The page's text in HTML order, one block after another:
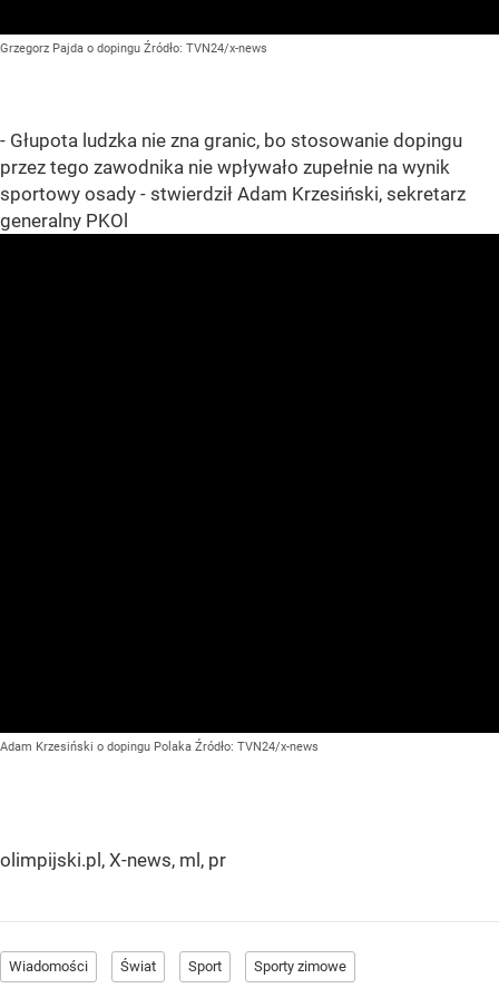
Grzegorz Pajda o dopingu Źródło: TVN24/x-news
- Głupota ludzka nie zna granic, bo stosowanie dopingu
przez tego zawodnika nie wpływało zupełnie na wynik
sportowy osady - stwierdził Adam Krzesiński, sekretarz
generalny PKOl
Adam Krzesiński o dopingu Polaka Źródło: TVN24/x-news
olimpijski.pl, X-news, ml, pr
Wiadomości Świat Sport Sporty zimowe